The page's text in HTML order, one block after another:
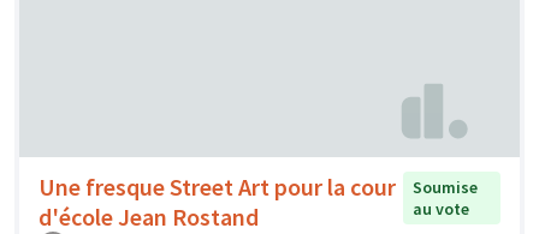
Une fresque Street Art pour la cour
d'école Jean Rostand
Soumise
au vote